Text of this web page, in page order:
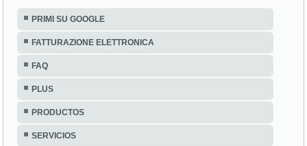
PRIMI SU GOOGLE
FATTURAZIONE ELETTRONICA
FAQ
PLUS
PRODUCTOS
SERVICIOS